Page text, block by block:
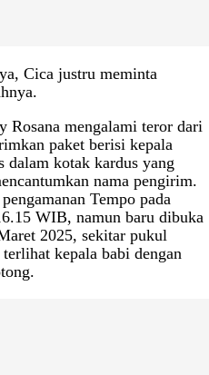
Cica justru meminta
Rosana mengalami teror dari
paket berisi kepala
dalam kotak kardus yang
nama pengirim.
Tempo pada
WIB, namun baru dibuka
2025, sekitar pukul
kepala babi dengan